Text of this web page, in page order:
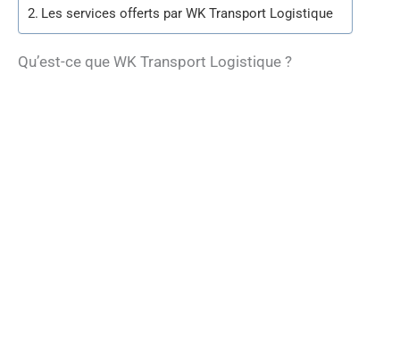
Les services offerts par WK Transport Logistique
Qu’est-ce que WK Transport Logistique ?